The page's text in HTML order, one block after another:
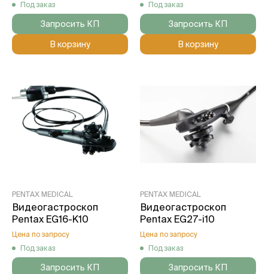
Под заказ
Запросить КП
В корзину
Под заказ
Запросить КП
В корзину
PENTAX MEDICAL
Видеогастроскоп
Pentax EG16-K10
Цена по запросу
Под заказ
Запросить КП
PENTAX MEDICAL
Видеогастроскоп
Pentax EG27-i10
Цена по запросу
Под заказ
Запросить КП